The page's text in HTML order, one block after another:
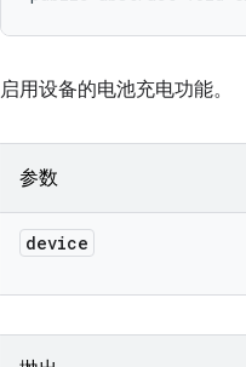
启用设备的电池充电功能。
参数
device